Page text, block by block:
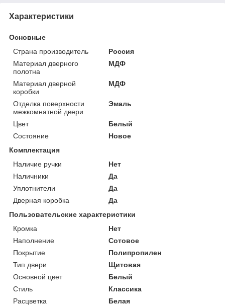
Характеристики
Основные
Страна производитель
Россия
Материал дверного
полотна
МДФ
Материал дверной
коробки
МДФ
Отделка поверхности
межкомнатной двери
Эмаль
Цвет
Белый
Состояние
Новое
Комплектация
Наличие ручки
Нет
Наличники
Да
Уплотнители
Да
Дверная коробка
Да
Пользовательские характеристики
Кромка
Нет
Наполнение
Сотовое
Покрытие
Полипропилен
Тип двери
Щитовая
Основной цвет
Белый
Стиль
Классика
Расцветка
Белая